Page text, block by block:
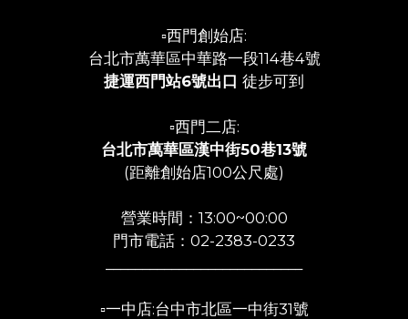
▫️西門創始店:
台北市萬華區中華路一段114巷4號
捷運西門站6號出口 徒步可到
▫️西門二店:
台北市萬華區漢中街50巷13號
(距離創始店100公尺處)
營業時間：13:00~00:00
門市電話：02-2383-0233
▫️一中店:台中市北區一中街31號